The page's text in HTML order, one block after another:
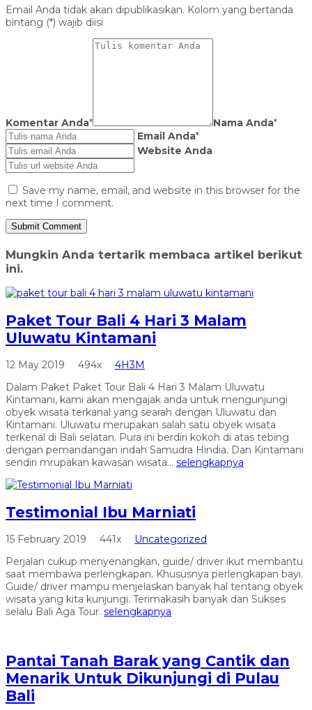
Email Anda tidak akan dipublikasikan. Kolom yang bertanda
bintang (*) wajib diisi
Komentar Anda* Nama Anda*
Email Anda*
Website Anda
Save my name, email, and website in this browser for the
next time I comment.
Mungkin Anda tertarik membaca artikel berikut
ini.
Paket Tour Bali 4 Hari 3 Malam
Uluwatu Kintamani
12 May 2019 494x
4H3M
Dalam Paket Paket Tour Bali 4 Hari 3 Malam Uluwatu
Kintamani, kami akan mengajak anda untuk mengunjungi
obyek wisata terkanal yang searah dengan Uluwatu dan
Kintamani. Uluwatu merupakan salah satu obyek wisata
terkenal di Bali selatan. Pura ini berdiri kokoh di atas tebing
dengan pemandangan indah Samudra Hindia. Dan Kintamani
sendiri mrupakan kawasan wisata... selengkapnya
Testimonial Ibu Marniati
15 February 2019 441x
Uncategorized
Perjalan cukup menyenangkan, guide/ driver ikut membantu
saat membawa perlengkapan. Khususnya perlengkapan bayi.
Guide/ driver mampu menjelaskan banyak hal tentang obyek
wisata yang kita kunjungi. Terimakasih banyak dan Sukses
selalu Bali Aga Tour. selengkapnya
Pantai Tanah Barak yang Cantik dan
Menarik Untuk Dikunjungi di Pulau
Bali